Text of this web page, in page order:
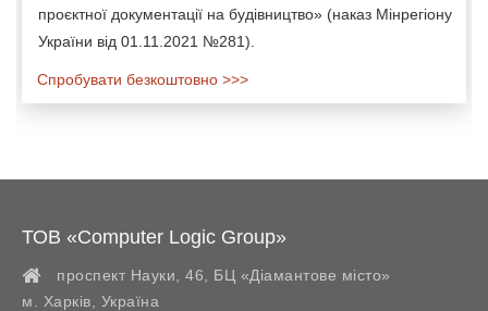
проєктної документації на будівництво» (наказ Мінрегіону
України від 01.11.2021 №281).
Спробувати безкоштовно >>>
ТОВ «Computer Logic Group»
проспект Науки, 46, БЦ «Діамантове місто»
м. Харків
Україна